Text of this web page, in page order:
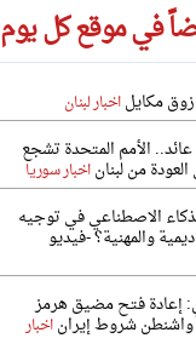
في موقع كل يوم
مكايلاخبار لبنان
عائد.. الأمم المتحدة تشجع
من لبناناخبار سوريا
الاصطناعي في توجيه
والمهنية؟ -فيديو
إعادة فتح مضيق هرمز
واشنطن شروط إيراناخبار